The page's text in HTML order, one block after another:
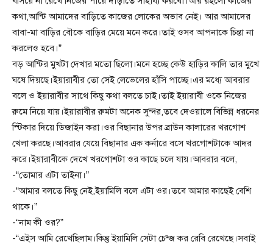
কথা,আন্টি আমাদের বাড়িতে কাজের লোকের অভাব নেই। আর আমাদের
বাবা-মা বাড়ির বৌকে বাড়ির মেয়ে মনে করে।তাই ওসব আপনাকে চিন্তা না
করলেও হবে।”
বড় আন্টির মুখটা দেখার মতো ছিলো।মনে হচ্ছে কেউ হাড়ির কালি তার মুখে
ঘষে দিয়ছে।ইয়ারাবীর তো সেই লেভেলের হাঁসি পাচ্ছে।এর মধ্যে আবরার
বলে ও ইয়ারাবীর সাথে কিছু কথা বলতে চাই।তাই ইয়ারাবী ওকে নিজের
রুমে নিয়ে যায়।ইয়ারাবীর রুমটা অনেক সুন্দর,তবে দেওয়ালে বিভিন্ন ধরনের
স্টিকার দিয়ে ডিজাইন করা।ওর বিছানার উপর ব্রাউন কালারের খরগোশ
খেলা করছে।আবরার যেয়ে বিছানার এক কর্নারে বসে খরগোশটাকে আদর
করে।ইয়ারাবীকে দেখে খরগোশটা ওর কাছে চলে যায়।আবরার বলে,
-“তোমার এটা তাইনা।”
-“আমার বলতে কিছু নেই,ইয়ামিলি বলে এটা ওর।তবে আমার কাছেই বেশি
থাকে।”
-“নাম কী ওর?”
-“এইস আমি রেখেছিলাম।কিন্তু ইয়ামিলি সেটা চেন্জ কর রেবি রেখেছে।সবাই